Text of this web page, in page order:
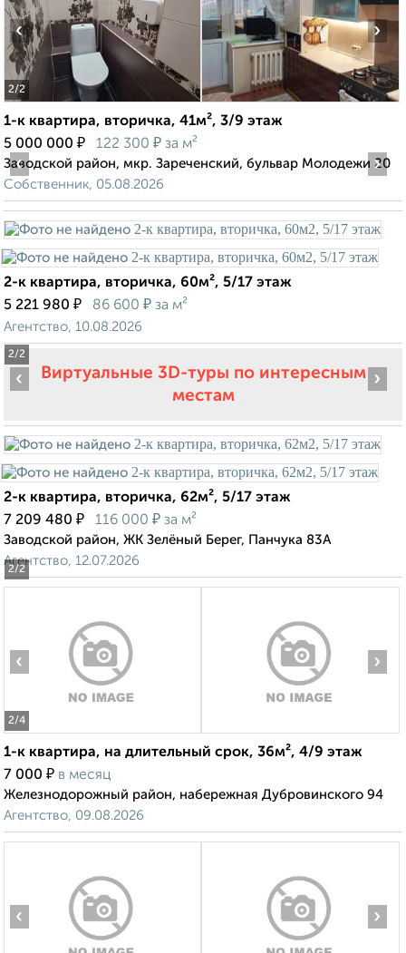
2/2
‹ ›
1-к квартира, вторичка, 41м², 3/9 этаж
5 000 000 ₽ 122 300 ₽ за м²
Заводской район, мкр. Зареченский, бульвар Молодежи 20
Собственник, 05.08.2026
2/2
‹ ›
2-к квартира, вторичка, 60м², 5/17 этаж
5 221 980 ₽ 86 600 ₽ за м²
Агентство, 10.08.2026
Виртуальные 3D-туры по интересным
местам
2/2
‹ ›
2-к квартира, вторичка, 62м², 5/17 этаж
7 209 480 ₽ 116 000 ₽ за м²
Заводской район, ЖК Зелёный Берег, Панчука 83А
Агентство, 12.07.2026
2/4
‹ ›
1-к квартира, на длительный срок, 36м², 4/9 этаж
7 000 ₽ в месяц
Железнодорожный район, набережная Дубровинского 94
Агентство, 09.08.2026
‹ ›